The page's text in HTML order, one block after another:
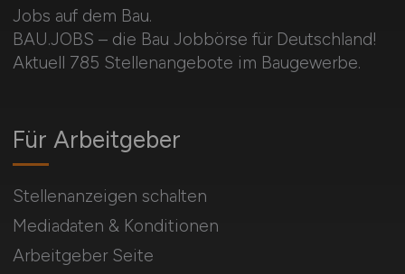
Jobs auf dem Bau.
BAU.JOBS – die Bau Jobbörse für Deutschland!
Aktuell 785 Stellenangebote im Baugewerbe.
Für Arbeitgeber
Stellenanzeigen schalten
Mediadaten & Konditionen
Arbeitgeber Seite